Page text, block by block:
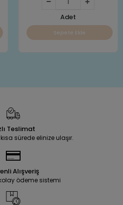
Adet
Sepete Ekle
Teslimat
sürede elinize ulaşır.
Alışveriş
ödeme sistemi